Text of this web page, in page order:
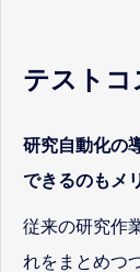
テストコ
研究自動化の
できるのもメ
従来の研究作
れをまとめつ